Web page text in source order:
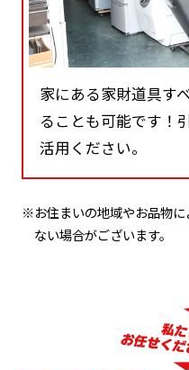
家にある家財道具す
ることも可能です！
活用ください。
※お住まいの地域やお品物
ない場合がございます。